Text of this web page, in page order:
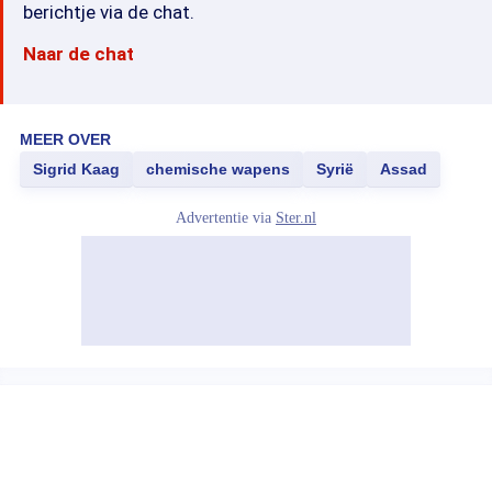
berichtje via de chat.
Naar de chat
MEER OVER
Sigrid Kaag
chemische wapens Syrië Assad
Advertentie via Ster.nl